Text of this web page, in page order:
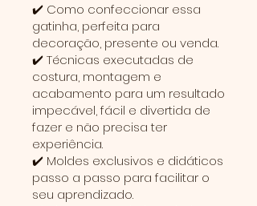
✔️ Como confeccionar essa
gatinha, perfeita para
decoração, presente ou venda.
✔️ Técnicas executadas de
costura, montagem e
acabamento para um resultado
impecável, fácil e divertida de
fazer e não precisa ter
experiência.
✔️ Moldes exclusivos e didáticos
passo a passo para facilitar o
seu aprendizado.